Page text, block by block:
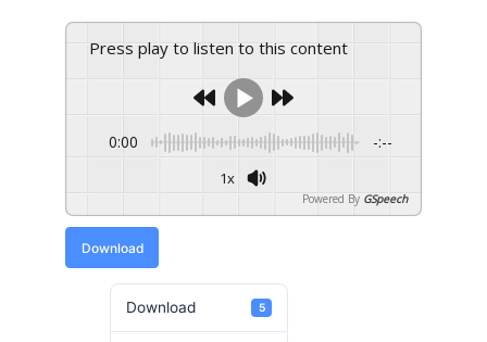
Press play to listen to this content
0:00 -:--
1x
Powered By GSpeech
Download
Download 5